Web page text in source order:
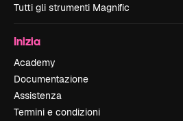
Tutti gli strumenti Magnific
Inizia
Academy
Documentazione
Assistenza
Termini e condizioni